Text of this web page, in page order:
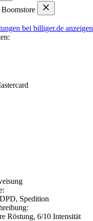
bei billiger.de anzeigen
Spedition
Röstung, 6/10 Intensität